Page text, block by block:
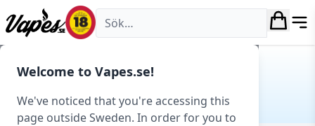
Welcome to Vapes.se!
We've noticed that you're accessing this
page outside Sweden. In order for you to
Vapes.se
Hem/ Produkt Smakprofil / Kyla
KYLA